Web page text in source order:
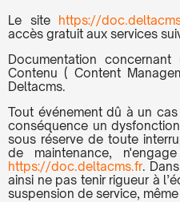
Le site https://
accès gratuit aux services
Documentation
Contenu ( Content
Deltacms.
Tout événement dû à un
conséquence un
sous réserve de toute
de maintenance,
https://doc.deltacms.fr.
ainsi ne pas tenir rigueur à
suspension de service,